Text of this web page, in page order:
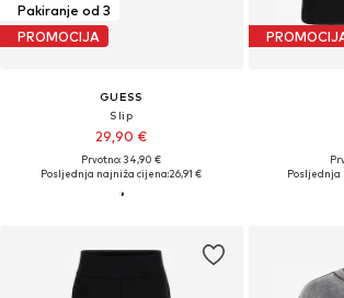
Pakiranje od 3
PROMOCIJA
GUESS
Slip
29,90 €
Prvotno: 34,90 €
Posljednja najniža cijena:26,91 €
Posljednja